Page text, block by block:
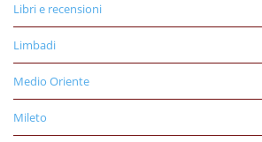
Libri e recensioni
Limbadi
Medio Oriente
Mileto